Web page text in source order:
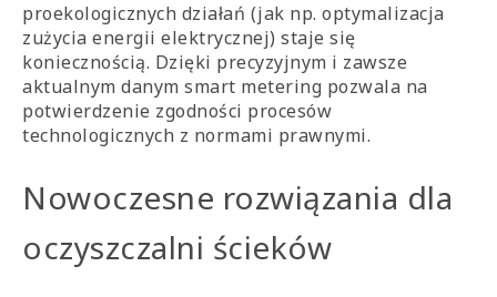
proekologicznych działań (jak np. optymalizacja
zużycia energii elektrycznej) staje się
koniecznością. Dzięki precyzyjnym i zawsze
aktualnym danym smart metering pozwala na
potwierdzenie zgodności procesów
technologicznych z normami prawnymi.
Nowoczesne rozwiązania dla
oczyszczalni ścieków